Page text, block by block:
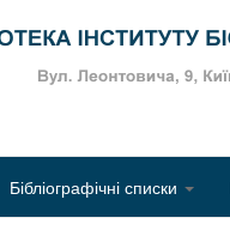
Бібліографічні списки